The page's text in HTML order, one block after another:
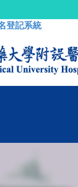
登記系統